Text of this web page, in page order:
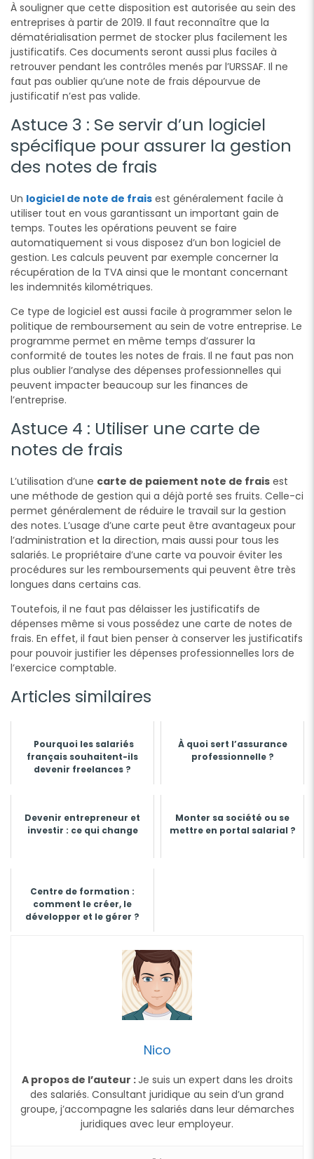
À souligner que cette disposition est autorisée au sein des
entreprises à partir de 2019. Il faut reconnaître que la
dématérialisation permet de stocker plus facilement les
justificatifs. Ces documents seront aussi plus faciles à
retrouver pendant les contrôles menés par l’URSSAF. Il ne
faut pas oublier qu’une note de frais dépourvue de
justificatif n’est pas valide.
Astuce 3 : Se servir d’un logiciel
spécifique pour assurer la gestion
des notes de frais
Un logiciel de note de frais est généralement facile à
utiliser tout en vous garantissant un important gain de
temps. Toutes les opérations peuvent se faire
automatiquement si vous disposez d’un bon logiciel de
gestion. Les calculs peuvent par exemple concerner la
récupération de la TVA ainsi que le montant concernant
les indemnités kilométriques.
Ce type de logiciel est aussi facile à programmer selon le
politique de remboursement au sein de votre entreprise. Le
programme permet en même temps d’assurer la
conformité de toutes les notes de frais. Il ne faut pas non
plus oublier l’analyse des dépenses professionnelles qui
peuvent impacter beaucoup sur les finances de
l’entreprise.
Astuce 4 : Utiliser une carte de
notes de frais
L’utilisation d’une carte de paiement note de frais est
une méthode de gestion qui a déjà porté ses fruits. Celle-ci
permet généralement de réduire le travail sur la gestion
des notes. L’usage d’une carte peut être avantageux pour
l’administration et la direction, mais aussi pour tous les
salariés. Le propriétaire d’une carte va pouvoir éviter les
procédures sur les remboursements qui peuvent être très
longues dans certains cas.
Toutefois, il ne faut pas délaisser les justificatifs de
dépenses même si vous possédez une carte de notes de
frais. En effet, il faut bien penser à conserver les justificatifs
pour pouvoir justifier les dépenses professionnelles lors de
l’exercice comptable.
Articles similaires
Pourquoi les salariés
français souhaitent-ils
devenir freelances ?
À quoi sert l’assurance
professionnelle ?
Devenir entrepreneur et
investir : ce qui change
Monter sa société ou se
mettre en portal salarial ?
Centre de formation :
comment le créer, le
développer et le gérer ?
Nico
A propos de l’auteur :Je suis un expert dans les droits
des salariés. Consultant juridique au sein d’un grand
groupe, j’accompagne les salariés dans leur démarches
juridiques avec leur employeur.